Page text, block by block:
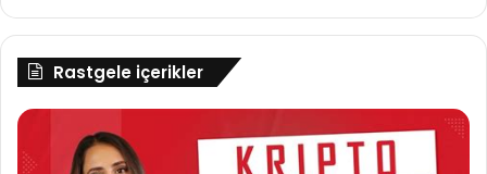
Rastgele içerikler
Kripto
Piyasasında
Borçlanma